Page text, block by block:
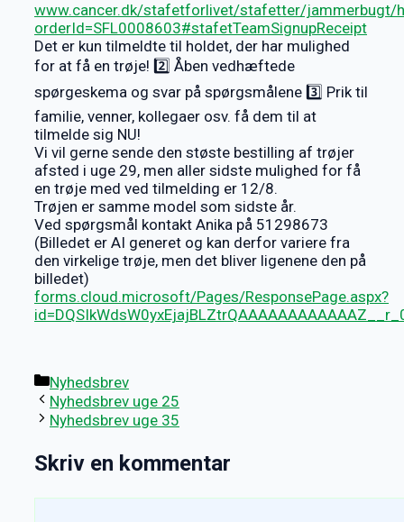
www.cancer.dk/stafetforlivet/stafetter/jammerbugt/
orderId=SFL0008603#stafetTeamSignupReceipt
Det er kun tilmeldte til holdet, der har mulighed
for at få en trøje! 2️⃣ Åben vedhæftede
spørgeskema og svar på spørgsmålene 3️⃣ Prik til
familie, venner, kollegaer osv. få dem til at
tilmelde sig NU!
Vi vil gerne sende den støste bestilling af trøjer
afsted i uge 29, men aller sidste mulighed for få
en trøje med ved tilmelding er 12/8.
Trøjen er samme model som sidste år.
Ved spørgsmål kontakt Anika på 51298673
(Billedet er AI generet og kan derfor variere fra
den virkelige trøje, men det bliver ligenene den på
billedet)
forms.cloud.microsoft/Pages/ResponsePage.aspx?
Kategorier
Nyhedsbrev
Nyhedsbrev uge 25
Nyhedsbrev uge 35
Skriv en kommentar